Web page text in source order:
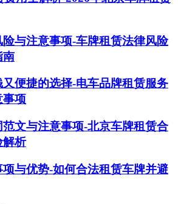
与注意事项-车牌租赁法律风险
南
便捷的选择-电车品牌租赁服务
事项
文与注意事项-北京车牌租赁合
解析
与优势-如何合法租赁车牌并避